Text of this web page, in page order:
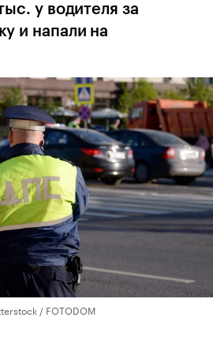
у водителя за
и напали на
/ FOTODOM